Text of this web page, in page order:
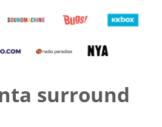
surround